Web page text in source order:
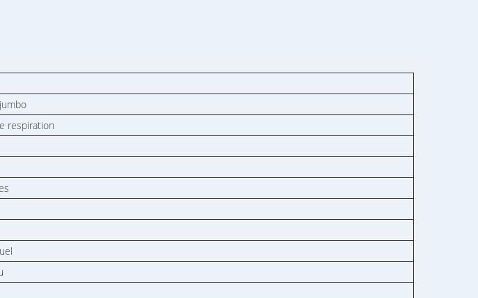
respiration